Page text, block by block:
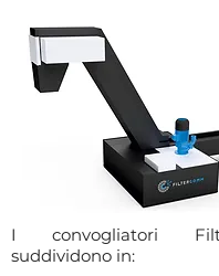
I convogliatori
suddividono in: